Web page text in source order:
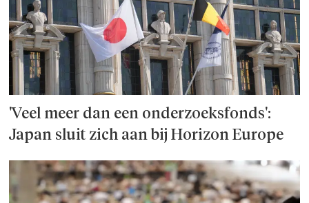
'Veel meer dan een onderzoeks­fonds':
Japan sluit zich aan bij Horizon Europe